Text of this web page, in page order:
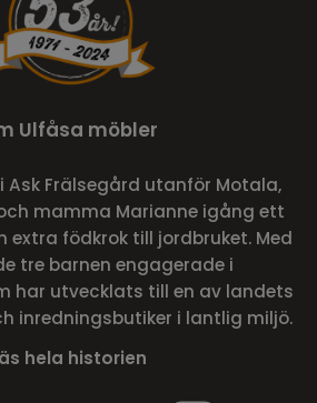
Ulfåsa möbler
Ask Frälsegård utanför Motala,
mamma Marianne igång ett
extra födkrok till jordbruket. Med
tre barnen engagerade i
har utvecklats till en av landets
inredningsbutiker i lantlig miljö.
hela historien